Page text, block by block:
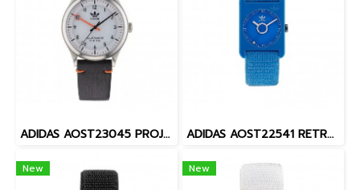
ADIDAS AOST23045 PROJECT ONE STEEL ( Solar ) นาฬิกาข้อมือ Unisex ADIDAS AOST22541 RETRO POP ONE นาฬิกาข้อมือผู้หญิง
New New